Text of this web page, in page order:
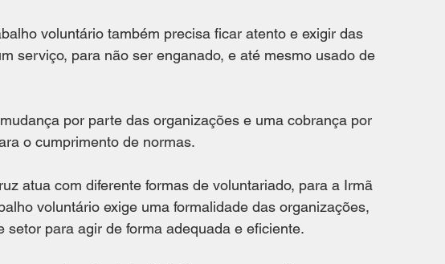
voluntário também precisa ficar atento e exigir das
serviço, para não ser enganado, e até mesmo usado de
por parte das organizações e uma cobrança por
o cumprimento de normas.
atua com diferente formas de voluntariado, para a Irmã
voluntário exige uma formalidade das organizações,
setor para agir de forma adequada e eficiente.